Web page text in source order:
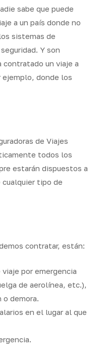
sabe que puede
a un país donde no
sistemas de
Y son
contratado un viaje a
ejemplo, donde los
de Viajes
todos los
estarán dispuestos a
cualquier tipo de
contratar, están:
por emergencia
de aerolínea, etc.),
demora.
en el lugar al que